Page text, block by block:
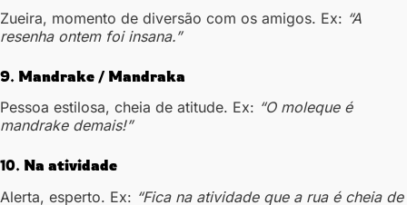
Zueira, momento de diversão com os amigos. Ex: “A
resenha ontem foi insana.”
9. Mandrake / Mandraka
Pessoa estilosa, cheia de atitude. Ex: “O moleque é
mandrake demais!”
10. Na atividade
Alerta, esperto. Ex: “Fica na atividade que a rua é cheia de